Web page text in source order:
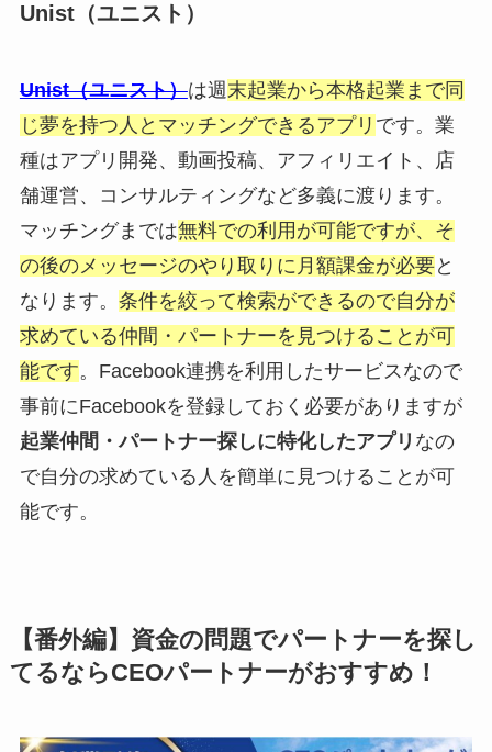
Unist（ユニスト）
Unist（ユニスト）は週 末起業から本格起業まで同
じ夢を持つ人とマッチングできるアプリ です。業
種はアプリ開発、動画投稿、アフィリエイト、店
舗運営、コンサルティングなど多義に渡ります。
マッチングまでは無料での利用が可能ですが、そ
の後のメッセージのやり取りに月額課金が必要と
なります。 条件を絞って検索ができるので自分が
求めている仲間・パートナーを見つけることが可
能です。Facebook連携を利用したサービスなので
事前にFacebookを登録しておく必要がありますが
起業仲間・パートナー探しに特化したアプリ なの
で自分の求めている人を簡単に見つけることが可
能です。
【番外編】資金の問題でパートナーを探し
てるならCEOパートナーがおすすめ！